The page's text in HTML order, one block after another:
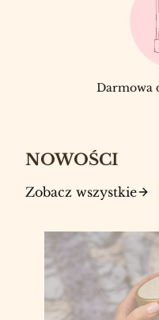
Darmowa
NOWOŚCI
Zobacz wszystkie